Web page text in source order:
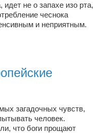
НА ЗАКАЗ
центр
не о запахе изо рта,
чеснока
и неприятным.
загадочных чувств,
человек.
что боги прощают